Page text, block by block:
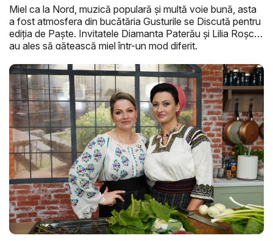
Miel ca la Nord, muzică populară și multă voie bună, asta
a fost atmosfera din bucătăria Gusturile se Discută pentru
ediția de Paște. Invitatele Diamanta Paterău și Lilia Roșca
au ales să gătească miel într-un mod diferit.